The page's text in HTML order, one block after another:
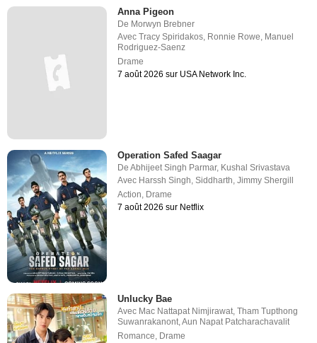
Anna Pigeon
De Morwyn Brebner
AvecTracy Spiridakos Ronnie Rowe Manuel
Rodriguez-Saenz
Drame
7 août 2026 sur USA Network Inc.
Operation Safed Saagar
DeAbhijeet Singh Parmar, Kushal Srivastava
Avec Harssh Singh,Siddharth,Jimmy Shergill
Action, Drame
7 août 2026 sur Netflix
Unlucky Bae
Avec Mac Nattapat Nimjirawat,Tham Tupthong
Suwanrakanont,Aun Napat Patcharachavalit
Romance, Drame